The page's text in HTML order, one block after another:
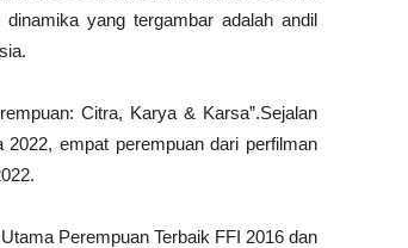
yang tergambar adalah andil
Citra, Karya & Karsa”.Sejalan
empat perempuan dari perfilman
Perempuan Terbaik FFI 2016 dan